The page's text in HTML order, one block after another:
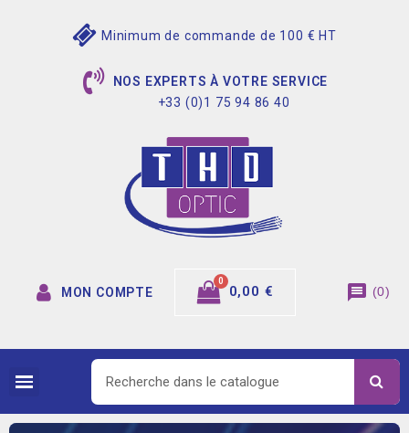
Minimum de commande de 100 € HT
NOS EXPERTS À VOTRE SERVICE
+33 (0)1 75 94 86 40
MON COMPTE 0,00 € message (0)